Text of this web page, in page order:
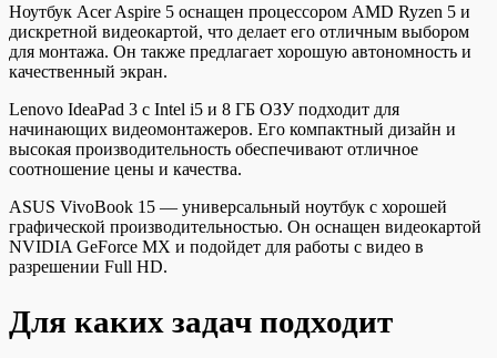
Ноутбук Acer Aspire 5 оснащен процессором AMD Ryzen 5 и
дискретной видеокартой, что делает его отличным выбором
для монтажа. Он также предлагает хорошую автономность и
качественный экран.
Lenovo IdeaPad 3 с Intel i5 и 8 ГБ ОЗУ подходит для
начинающих видеомонтажеров. Его компактный дизайн и
высокая производительность обеспечивают отличное
соотношение цены и качества.
ASUS VivoBook 15 — универсальный ноутбук с хорошей
графической производительностью. Он оснащен видеокартой
NVIDIA GeForce MX и подойдет для работы с видео в
разрешении Full HD.
Для каких задач подходит